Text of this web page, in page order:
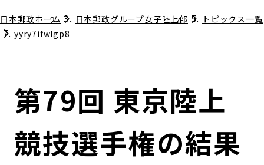
グループ情報トップ
コンプライアンス
ガバナンス
株主・投資家情報トップ
個人投資家のみなさまへ
株式情報
ニューストップ
サステナビリティトップ
担当役員メッセージ
サステナビリティマネジメント
採用情報トップ
日本郵政ホーム 日本郵政グループ女子陸上部
トピックス一覧
yyry7ifwlgp8
第79回 東京陸上
競技選手権の結果